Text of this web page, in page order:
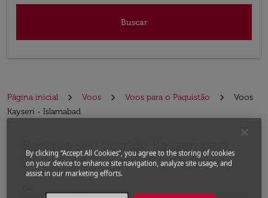
Buscar
Página inicial Voos Voos para o Paquistão
Voos
Kayseri - Islamabad
Reserve seu voo de Kayseri para
Islamabad
By clicking “Accept All Cookies”, you agree to the storing of cookies
on your device to enhance site navigation, analyze site usage, and
assist in our marketing efforts.